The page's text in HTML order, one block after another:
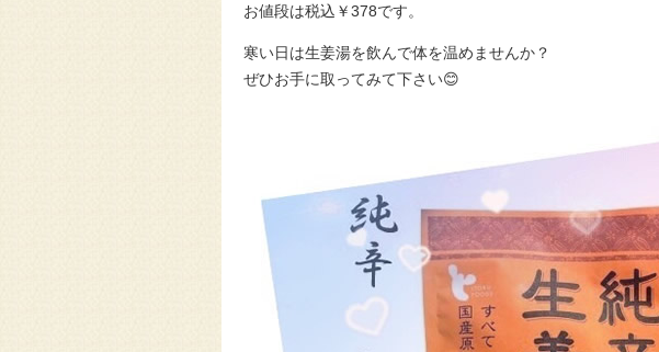
お値段は税込￥378です。
寒い日は生姜湯を飲んで体を温めませんか？
ぜひお手に取ってみて下さい😊